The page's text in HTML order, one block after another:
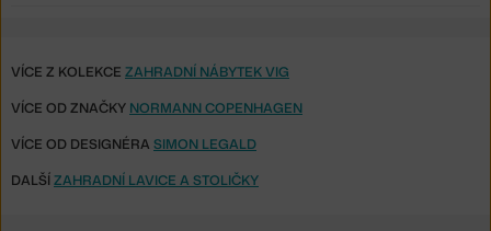
VÍCE Z KOLEKCE ZAHRADNÍ NÁBYTEK VIG
VÍCE OD ZNAČKY NORMANN COPENHAGEN
VÍCE OD DESIGNÉRA SIMON LEGALD
DALŠÍZAHRADNÍ LAVICE A STOLIČKY